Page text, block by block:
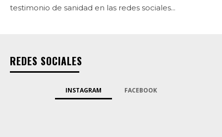
testimonio de sanidad en las redes sociales...
REDES SOCIALES
INSTAGRAM FACEBOOK